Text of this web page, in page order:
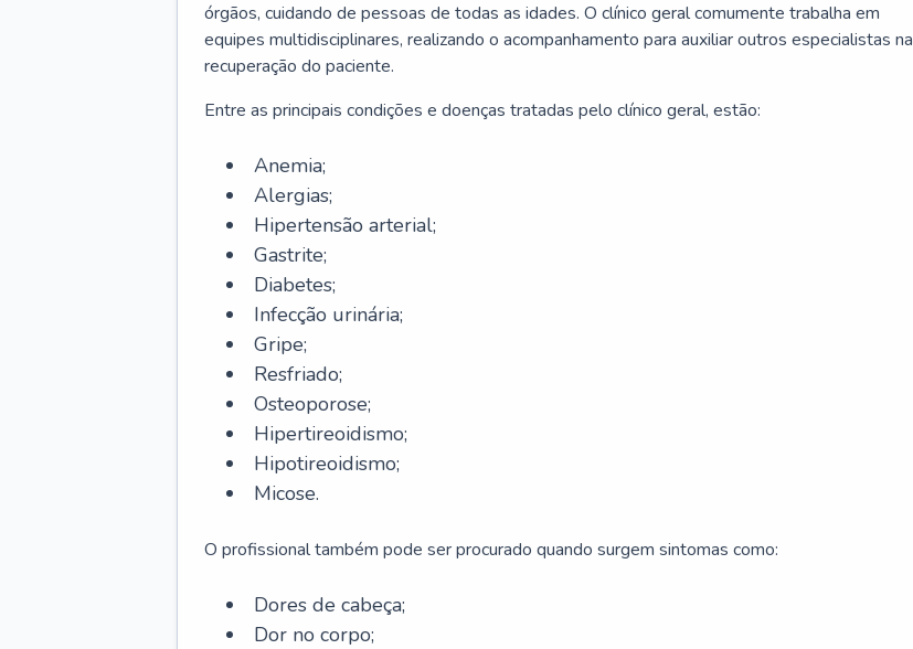
órgãos, cuidando de pessoas de todas as idades. O clínico geral comumente trabalha em
equipes multidisciplinares, realizando o acompanhamento para auxiliar outros especialistas na
recuperação do paciente.
Entre as principais condições e doenças tratadas pelo clínico geral, estão:
Anemia;
Alergias;
Hipertensão arterial;
Gastrite;
Diabetes;
Infecção urinária;
Gripe;
Resfriado;
Osteoporose;
Hipertireoidismo;
Hipotireoidismo;
Micose.
O profissional também pode ser procurado quando surgem sintomas como:
Dores de cabeça;
Dor no corpo;